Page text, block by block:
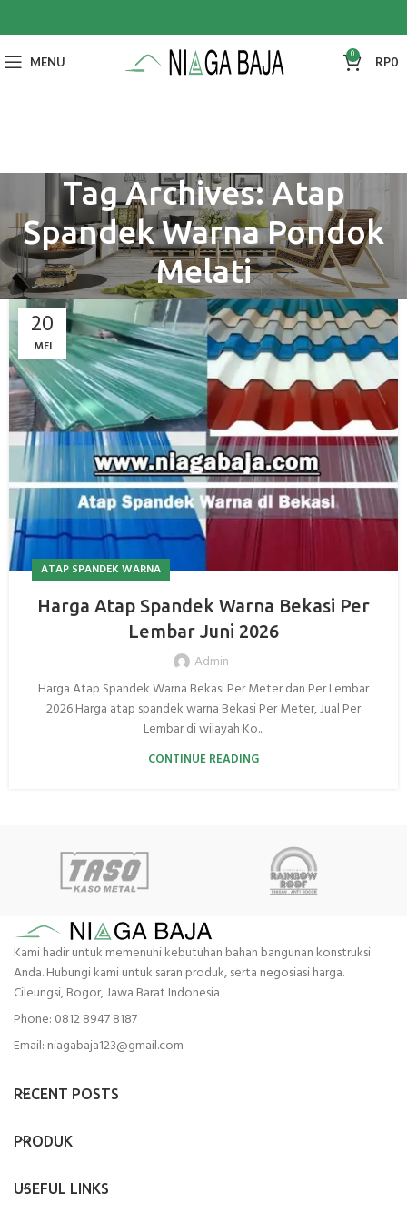
MENU 0 RP0
Tag Archives: Atap
Spandek Warna Pondok
Melati
20
MEI
ATAP SPANDEK WARNA
Harga Atap Spandek Warna Bekasi Per
Lembar Juni 2026
Admin
Harga Atap Spandek Warna Bekasi Per Meter dan Per Lembar
2026 Harga atap spandek warna Bekasi Per Meter, Jual Per
Lembar di wilayah Ko...
CONTINUE READING
Kami hadir untuk memenuhi kebutuhan bahan bangunan konstruksi
Anda. Hubungi kami untuk saran produk, serta negosiasi harga.
Cileungsi, Bogor, Jawa Barat Indonesia
Phone: 0812 8947 8187
Email: niagabaja123@gmail.com
RECENT POSTS
PRODUK
USEFUL LINKS